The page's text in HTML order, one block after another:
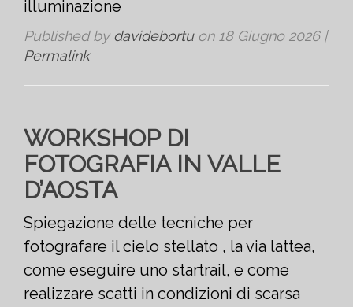
illuminazione
Published by davidebortuon 18 Giugno 2026|
Permalink
WORKSHOP DI
FOTOGRAFIA IN VALLE
D’AOSTA
Spiegazione delle tecniche per
fotografare il cielo stellato , la via lattea,
come eseguire uno startrail, e come
realizzare scatti in condizioni di scarsa